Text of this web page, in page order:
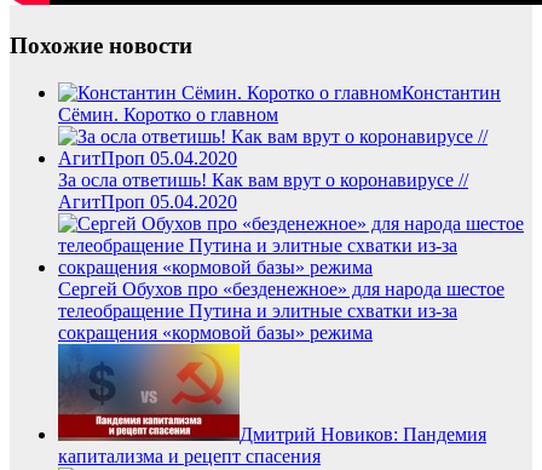
Похожие новости
Константин
Сёмин. Коротко о главном
За осла ответишь! Как вам врут о коронавирусе //
АгитПроп 05.04.2020
Сергей Обухов про «безденежное» для народа шестое
телеобращение Путина и элитные схватки из-за
сокращения «кормовой базы» режима
Дмитрий Новиков: Пандемия
капитализма и рецепт спасения